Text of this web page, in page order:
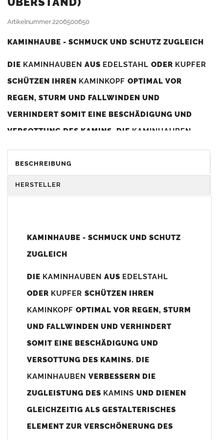
Artikelnummer2206500650
KAMINHAUBE - SCHMUCK UND SCHUTZ ZUGLEICH
DIE KAMINHAUBEN AUS EDELSTAHL ODER KUPFER
SCHÜTZEN IHREN KAMINKOPF OPTIMAL VOR
REGEN, STURM UND FALLWINDEN UND
VERHINDERT SOMIT EINE BESCHÄDIGUNG UND
VERSOTTUNG DES KAMINS. DIE KAMINHAUBEN
DIENEN GLEICHZEITIG ALS GESTALTERISCHES
ELEMENT ZUR VERSCHÖNERUNG DES BAUWERKS.
Unsere Maßangaben beziehen sich immer auf das
800mm x 740-800mm angefertigt (siehe Bild/Zeichnung unten).
angefertigt werden (bitte anfragen).
(siehe Bild/Zeichnung unten) angefertigt. Sollten die Bohrungen
nicht passen dann bitte "ohne"Bohrungen (Auswahlfeld)
bis 500mm Kaminbreite: Abstand vom Kaminrand ca.
80mm
BESCHREIBUNG
HERSTELLER
KAMINHAUBE - SCHMUCK UND SCHUTZ
ZUGLEICH
DIE KAMINHAUBEN AUS EDELSTAHL
ODER KUPFER SCHÜTZEN IHREN
KAMINKOPF OPTIMAL VOR REGEN, STURM
UND FALLWINDEN UND VERHINDERT
SOMIT EINE BESCHÄDIGUNG UND
VERSOTTUNG DES KAMINS. DIE
KAMINHAUBEN VERBESSERN DIE
ZUGLEISTUNG DES KAMINS UND DIENEN
GLEICHZEITIG ALS GESTALTERISCHES
ELEMENT ZUR VERSCHÖNERUNG DES